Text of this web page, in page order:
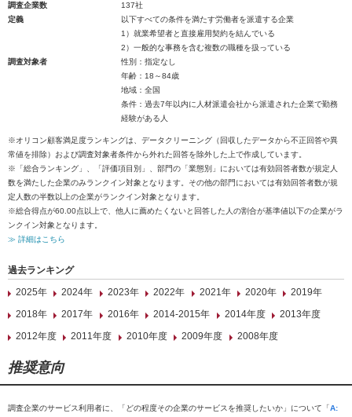
調査企業数
137社
定義
以下すべての条件を満たす労働者を派遣する企業
1）就業希望者と直接雇用契約を結んでいる
2）一般的な事務を含む複数の職種を扱っている
調査対象者
性別：指定なし
年齢：18～84歳
地域：全国
条件：過去7年以内に人材派遣会社から派遣された企業で勤務
経験がある人
※オリコン顧客満足度ランキングは、データクリーニング（回収したデータから不正回答や異
常値を排除）および調査対象者条件から外れた回答を除外した上で作成しています。
※「総合ランキング」、「評価項目別」、部門の「業態別」においては有効回答者数が規定人
数を満たした企業のみランクイン対象となります。その他の部門においては有効回答者数が規
定人数の半数以上の企業がランクイン対象となります。
※総合得点が60.00点以上で、他人に薦めたくないと回答した人の割合が基準値以下の企業がラ
ンクイン対象となります。
≫ 詳細はこちら
過去ランキング
2025年
2024年 2023年 2022年 2021年 2020年
2019年
2018年
2017年 2016年 2014-2015年 2014年度
2013年度
2012年度
2011年度 2010年度 2009年度 2008年度
推奨意向
調査企業のサービス利用者に、「どの程度その企業のサービスを推奨したいか」について「A: